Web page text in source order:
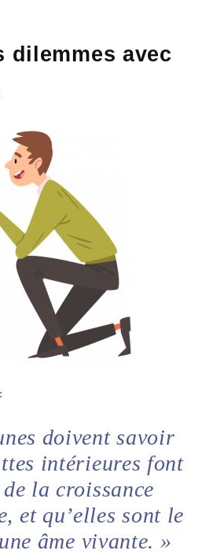
dilemmes avec
doivent savoir
intérieures font
la croissance
et qu’elles sont le
âme vivante. »